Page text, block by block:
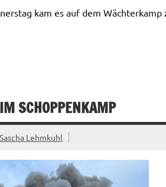
kam es auf dem
SCHOPPENKAMP
Sascha Lehmkuhl